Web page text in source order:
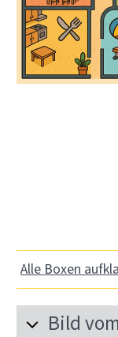
Alle Boxen
Bild